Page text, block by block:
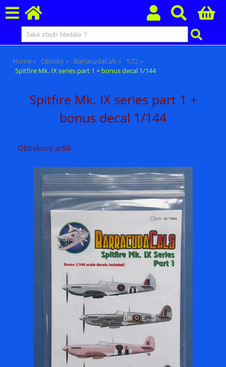
Home Obtisky BarracudaCals
1:72
Spitfire Mk. IX series part 1 + bonus decal 1/144
Spitfire Mk. IX series part 1 +
bonus decal 1/144
Obtiskový aršík.